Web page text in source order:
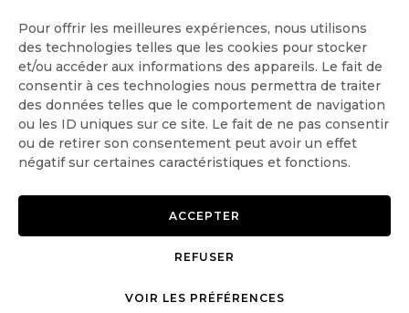
Pour offrir les meilleures expériences, nous utilisons
des technologies telles que les cookies pour stocker
et/ou accéder aux informations des appareils. Le fait de
consentir à ces technologies nous permettra de traiter
des données telles que le comportement de navigation
ou les ID uniques sur ce site. Le fait de ne pas consentir
ou de retirer son consentement peut avoir un effet
négatif sur certaines caractéristiques et fonctions.
ACCEPTER
REFUSER
VOIR LES PRÉFÉRENCES
Quotidienne
Hebdo
OK
Politique de confidentialité